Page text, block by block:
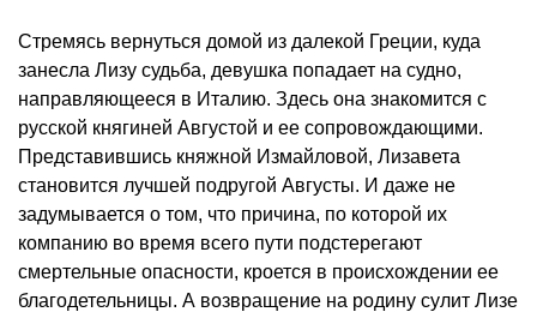
Стремясь вернуться домой из далекой Греции, куда
занесла Лизу судьба, девушка попадает на судно,
направляющееся в Италию. Здесь она знакомится с
русской княгиней Августой и ее сопровождающими.
Представившись княжной Измайловой, Лизавета
становится лучшей подругой Августы. И даже не
задумывается о том, что причина, по которой их
компанию во время всего пути подстерегают
смертельные опасности, кроется в происхождении ее
благодетельницы. А возвращение на родину сулит Лизе